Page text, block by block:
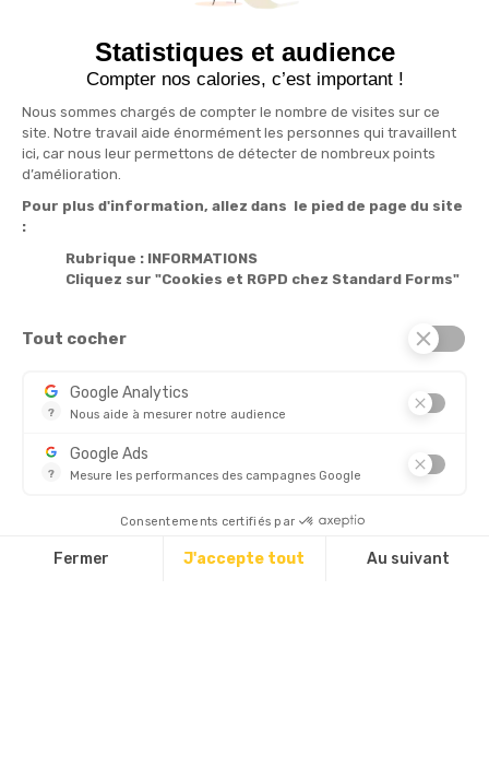
Recevez nos actualités par e-mail en vous abonnant
Informations
Produits 
Notre société
Statistiques et audience
Compter nos calories, c’est important !
Nous sommes chargés de compter le nombre de visites sur ce
site. Notre travail aide énormément les personnes qui travaillent
ici, car nous leur permettons de détecter de nombreux points
d’amélioration.
Pour plus d'information, allez dans le pied de page du site
:
Rubrique : INFORMATIONS
Cliquez sur "Cookies et RGPD chez Standard Forms"
Tout cocher
?
Google Analytics
Nous aide à mesurer notre audience
?
Google Ads
Mesure les performances des campagnes Google
Consentements certifiés par
Fermer J'accepte tout Au suivant